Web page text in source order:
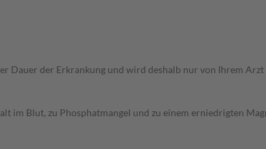
Dauer der Erkrankung und wird deshalb nur von Ihrem
im Blut, zu Phosphatmangel und zu einem erniedrigten